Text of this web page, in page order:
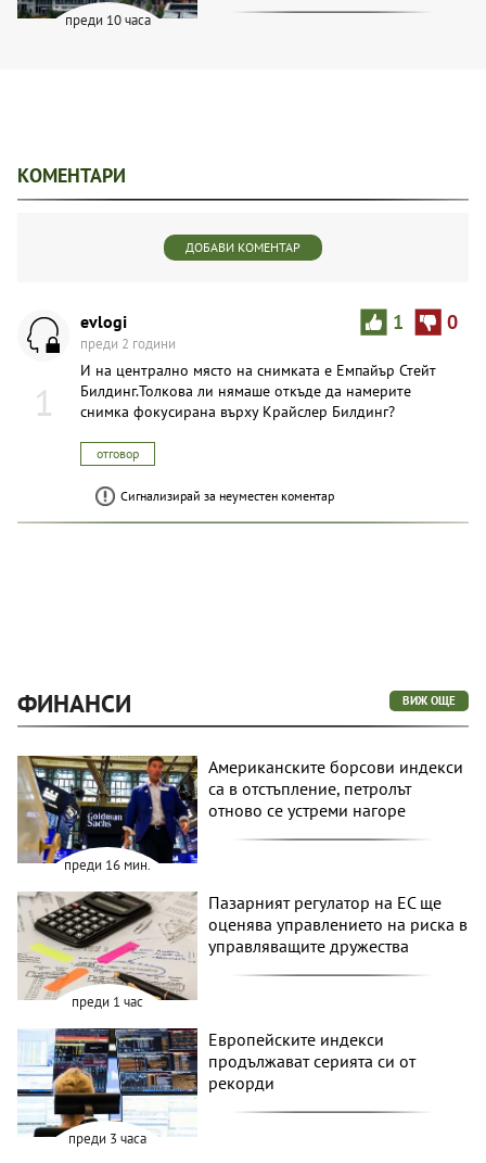
преди 10 часа
КОМЕНТАРИ
ДОБАВИ КОМЕНТАР
1
1 0
evlogi
преди 2 години
И на централно място на снимката е Емпайър Стейт
Билдинг.Толкова ли нямаше откъде да намерите
снимка фокусирана върху Крайслер Билдинг?
отговор
Сигнализирай за неуместен коментар
ФИНАНСИ ВИЖ ОЩЕ
преди 16 мин.
Американските борсови индекси
са в отстъпление, петролът
отново се устреми нагоре
преди 1 час
Пазарният регулатор на ЕС ще
оценява управлението на риска в
управляващите дружества
преди 3 часа
Европейските индекси
продължават серията си от
рекорди